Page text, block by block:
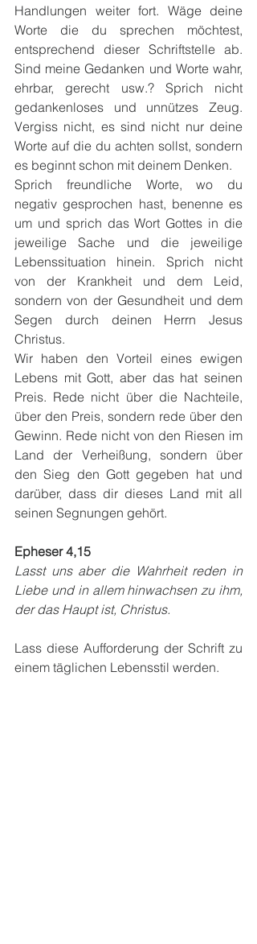
Handlungen weiter fort. Wäge deine
Worte die du sprechen möchtest,
entsprechend dieser Schriftstelle ab.
Sind meine Gedanken und Worte wahr,
ehrbar, gerecht usw.? Sprich nicht
gedankenloses und unnützes Zeug.
Vergiss nicht, es sind nicht nur deine
Worte auf die du achten sollst, sondern
es beginnt schon mit deinem Denken.
Sprich freundliche Worte, wo du
negativ gesprochen hast, benenne es
um und sprich das Wort Gottes in die
jeweilige Sache und die jeweilige
Lebenssituation hinein. Sprich nicht
von der Krankheit und dem Leid,
sondern von der Gesundheit und dem
Segen durch deinen Herrn Jesus
Christus.
Wir haben den Vorteil eines ewigen
Lebens mit Gott, aber das hat seinen
Preis. Rede nicht über die Nachteile,
über den Preis, sondern rede über den
Gewinn. Rede nicht von den Riesen im
Land der Verheißung, sondern über
den Sieg den Gott gegeben hat und
darüber, dass dir dieses Land mit all
seinen Segnungen gehört.
Epheser 4,15
Lasst uns aber die Wahrheit reden in
Liebe und in allem hinwachsen zu ihm,
der das Haupt ist, Christus.
Lass diese Aufforderung der Schrift zu
einem täglichen Lebensstil werden.